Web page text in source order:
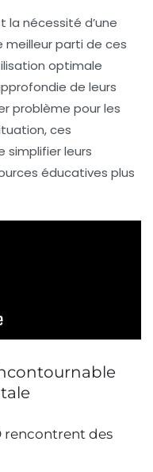
la nécessité d’une
parti de ces
optimale
de leurs
problème pour les
ces
simplifier leurs
éducatives plus
rencontrent des